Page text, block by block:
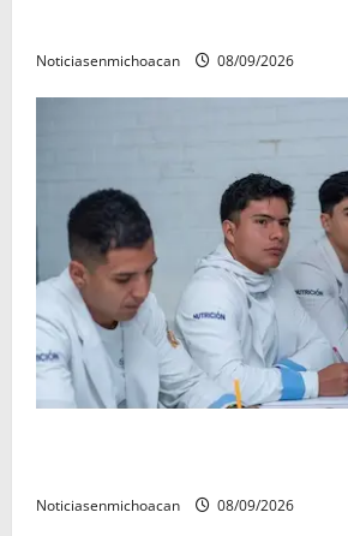
Noticiasenmichoacan 08/09/2026
Noticiasenmichoacan 08/09/2026